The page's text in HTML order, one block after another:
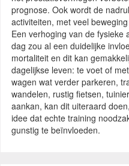
prognose. Ook wordt de
activiteiten, met veel
Een verhoging van de fysieke
dag zou al een duidelijke
mortaliteit en dit kan
dagelijkse leven: te voet of
wagen wat verder parkeren,
wandelen, rustig fietsen,
aankan, kan dit uiteraard
idee dat echte training
gunstig te beïnvloeden.